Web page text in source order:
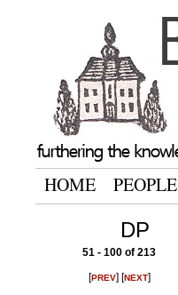
HOME PEOPLE
DP
51 - 100 of 213
[PREV] [NEXT]